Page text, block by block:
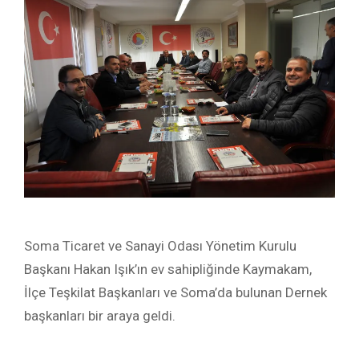
Soma Ticaret ve Sanayi Odası Yönetim Kurulu
Başkanı Hakan Işık’ın ev sahipliğinde Kaymakam,
İlçe Teşkilat Başkanları ve Soma’da bulunan Dernek
başkanları bir araya geldi.